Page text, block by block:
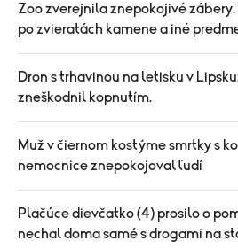
Zoo zverejnila znepokojivé
po zvieratách kamene a iné
Dron s trhavinou na letisku v
zneškodnil kopnutím.
Muž v čiernom kostýme smrtky s
nemocnice znepokojoval ľudí
Plačúce dievčatko (4) prosilo o
nechal doma samé s drogami na